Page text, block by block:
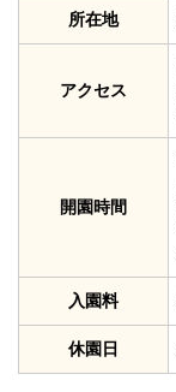
所在地
アクセス
開園時間
入園料
休園日